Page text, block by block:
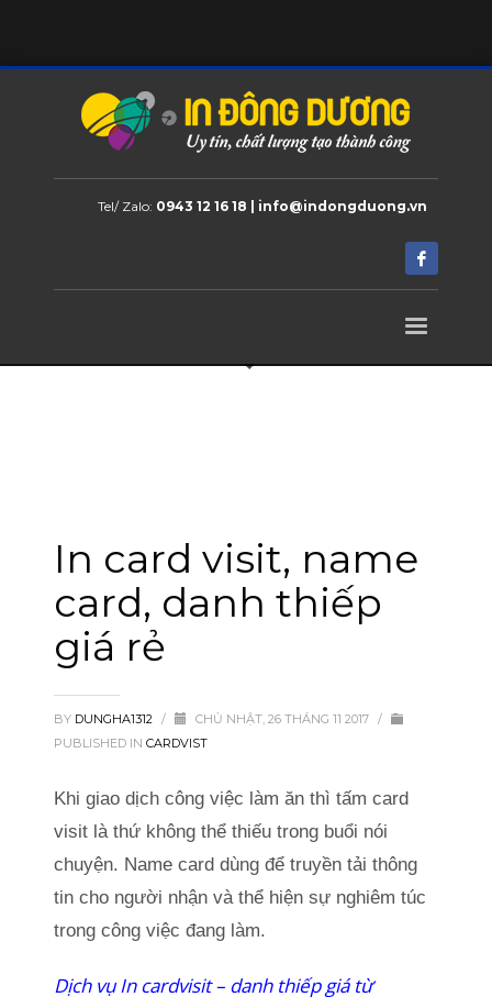
Tel/ Zalo: 0943 12 16 18 | info@indongduong.vn
In card visit, name
card, danh thiếp
giá rẻ
BY DUNGHA1312 / CHỦ NHẬT, 26 THÁNG 11 2017 /
PUBLISHED IN CARDVIST
Khi giao dịch công việc làm ăn thì tấm card
visit là thứ không thể thiếu trong buổi nói
chuyện. Name card dùng để truyền tải thông
tin cho người nhận và thể hiện sự nghiêm túc
trong công việc đang làm.
Dịch vụ In cardvisit – danh thiếp giá từ